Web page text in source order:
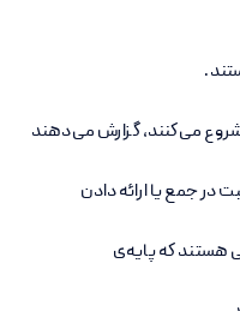
شروع می‌کنند، گزارش می‌دهند
در جمع یا ارائه دادن
هستند که پایه‌ی